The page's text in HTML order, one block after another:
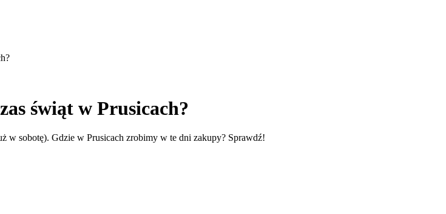
świąt w Prusicach?
w sobotę). Gdzie w Prusicach zrobimy w te dni zakupy? Sprawdź!